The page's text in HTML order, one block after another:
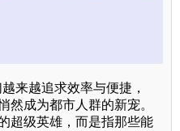
来越追求效率与便捷，
然成为都市人群的新宠。
超级英雄，而是指那些能